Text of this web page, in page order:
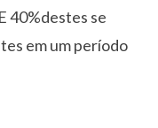
40%destes se
em um período